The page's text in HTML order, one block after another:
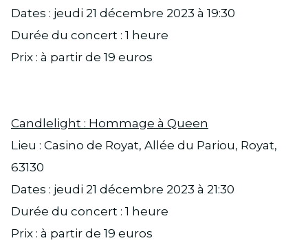
Dates : jeudi 21 décembre 2023 à 19:30
Durée du concert : 1 heure
Prix : à partir de 19 euros
Candlelight : Hommage à Queen
Lieu : Casino de Royat, Allée du Pariou, Royat,
63130
Dates : jeudi 21 décembre 2023 à 21:30
Durée du concert : 1 heure
Prix : à partir de 19 euros